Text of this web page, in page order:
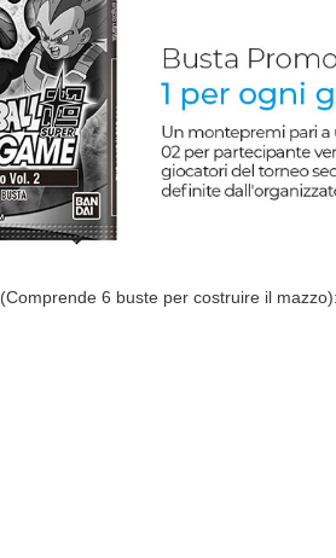
(Comprende 6 buste per costruire il mazzo):